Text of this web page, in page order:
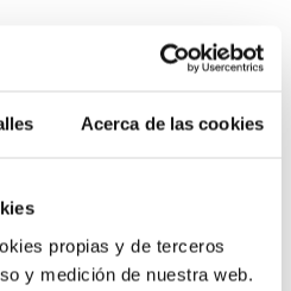
Acerca de las cookies
propias y de terceros
y medición de nuestra web.
en tiempo real, los
un agente en un período de
tiempo